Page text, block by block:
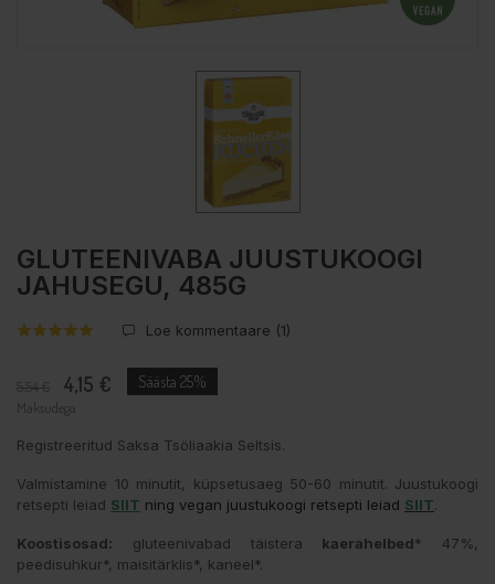
GLUTEENIVABA JUUSTUKOOGI
JAHUSEGU, 485G
Loe kommentaare (1)
5,54 € 4,15 € Säästa 25%
Maksudega
Registreeritud Saksa Tsöliaakia Seltsis.
Valmistamine 10 minutit, küpsetusaeg 50-60 minutit. Juustukoogi
retsepti leiad SIIT ning vegan juustukoogi retsepti leiad SIIT.
Koostisosad: gluteenivabad täistera kaerahelbed* 47%,
peedisuhkur*, maisitärklis*, kaneel*.